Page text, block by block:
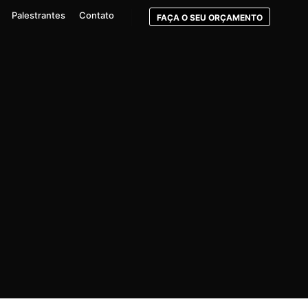
Palestrantes Contato FAÇA O SEU ORÇAMENTO